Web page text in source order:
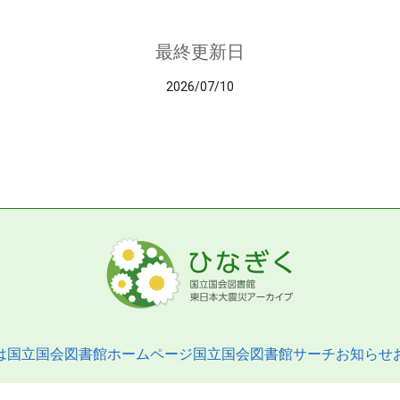
最終更新日
2026/07/10
国立国会図書館ホームページ国立国会図書館サーチお知らせ